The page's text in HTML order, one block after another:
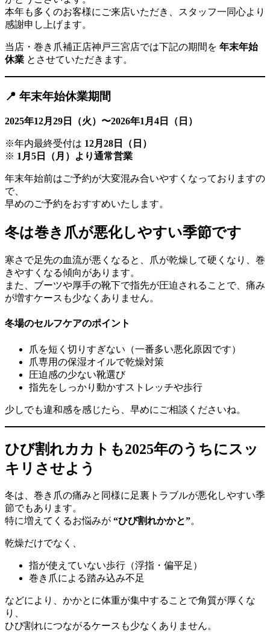
本年も多くのお客様にご来店いただき、スタッフ一同心より
感謝申し上げます。
当店・巻き爪補正店神戸三宮店では下記の期間を 年末年始
休業 とさせていただきます。
📍 年末年始休業期間
2025年12月29日（火）〜2026年1月4日（日）
※年内最終受付は 12月28日（日）
※ 1月5日（月）より通常営業
年末年始前はご予約が大変混み合いやすくなっておりますの
で、
早めのご予約をおすすめいたします。
冬は巻き爪が悪化しやすい季節です
寒さで足先の血流が悪くなると、爪が乾燥して硬くなり、巻
きやすくなる傾向があります。
また、ブーツや厚手の靴下で指先が圧迫されることで、痛み
が増すケースも少なくありません。
冬場のセルフケアのポイント
爪を短く切りすぎない（一番多い悪化原因です）
爪専用の保湿オイルで乾燥対策
圧迫感の少ない靴選び
指先をしっかり動かすストレッチや歩行
少しでも違和感を感じたら、早めにご相談くださいね。
ひび割れカカトも2025年のうちにスッ
キリさせよう
冬は、巻き爪の痛みと同様に足裏トラブルが悪化しやすい季
節でもあります。
特に増えてくるお悩みが “ひび割れかかと”。
乾燥だけでなく、
指が使えていない歩行（浮指・偏平足）
巻き爪による踏み込み不足
などにより、かかとに体重が集中することで角質が厚くな
り、
ひび割れにつながるケースも少なくありません。